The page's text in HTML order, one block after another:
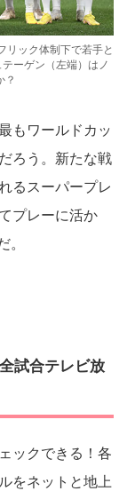
リック体制下で若手と
ーゲン（左端）はノ
？
もワールドカッ
ろう。新たな戦
るスーパープレ
プレーに活か
。
試合テレビ放
ックできる！各
をネットと地上